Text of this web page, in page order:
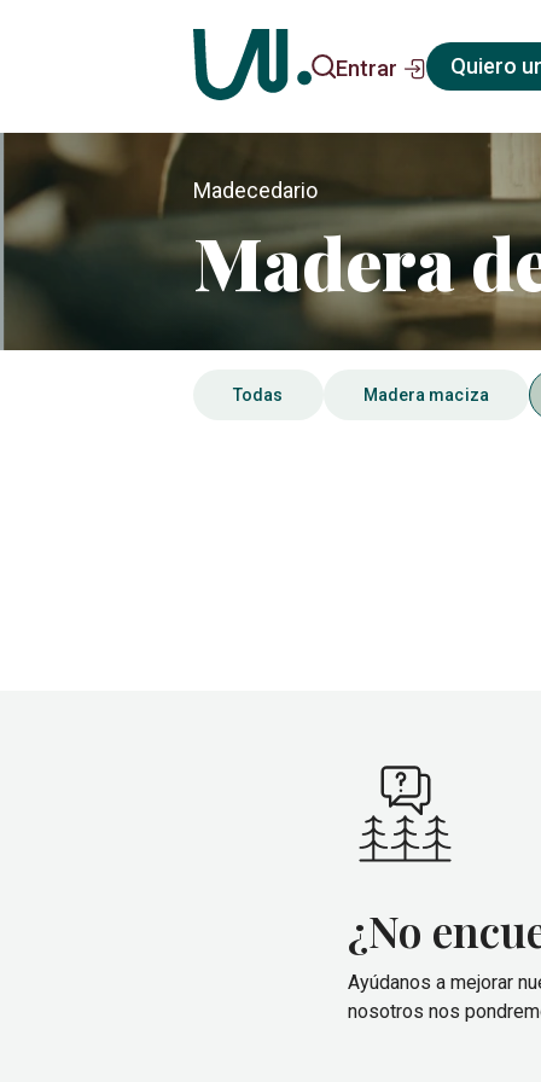
Entrar Quiero
Madecedario
Madera
Todas Madera maciza
¿No
Ayúdanos a mejorar
nosotros nos